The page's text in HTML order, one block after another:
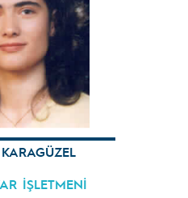
İŞLETMENİ